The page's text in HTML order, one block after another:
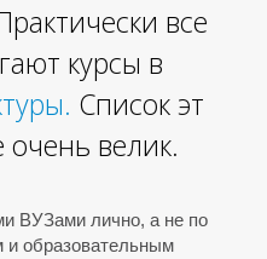
все
курсы в
. Список эт
очень велик.
ВУЗами лично, а не по
и образовательным